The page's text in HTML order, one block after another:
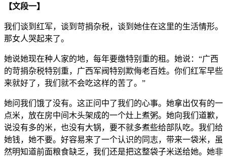
【文段一】
我们谈到红军，谈到苛捐杂税，谈到她住在这里的生活情形。
那女人哭起来了。
她说她现在种人家的地，每年要缴特别重的租。她说：“广西
的苛捐杂税特别重，广西军阀特别欺侮老百姓。你们红军早些
来就好了，我们就不会吃这样的苦了。”
她问我们饿了没有。这正问中了我们的心事。她拿出仅有的一
点米，放在房中间木头架成的一个灶上煮粥。她向我们道歉，
说没有多的米，也没有大锅，要不就多煮些给部队吃。我们给
她钱，她不要。好容易来了一个认识的同志，带来一袋米，虽
然明知道前面粮食缺乏，我们还是把这整袋子米送给她。她非